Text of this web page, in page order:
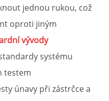
jednou rukou, což
oproti jiným
vývody
systému
testem
únavy při zástrčce a